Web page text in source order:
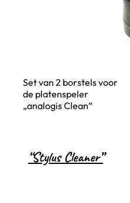
Set van 2 borstels voor
de platenspeler
„analogis Clean“
“Stylus Cleaner”